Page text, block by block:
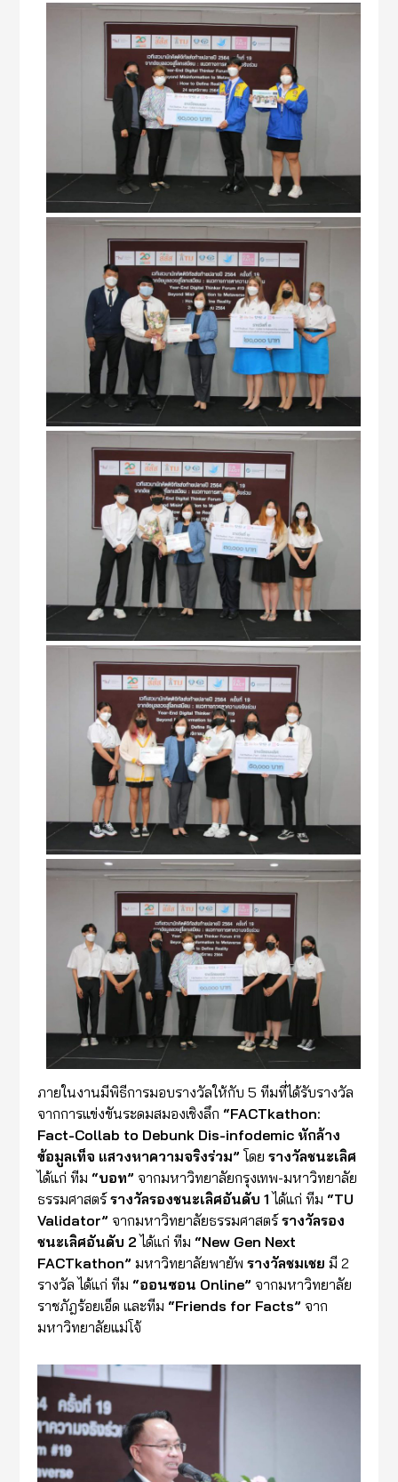
ภายในงานมีพิธีการมอบรางวัลให้กับ 5 ทีมที่ได้รับรางวัล
จากการแข่งขันระดมสมองเชิงลึก “FACTkathon:
Fact-Collab to Debunk Dis-infodemic หักล้าง
ข้อมูลเท็จ แสวงหาความจริงร่วม”โดยรางวัลชนะเลิศ
ได้แก่ ทีม “บอท” จากมหาวิทยาลัยกรุงเทพ-มหาวิทยาลัย
ธรรมศาสตร์รางวัลรองชนะเลิศอันดับ 1 ได้แก่ ทีม “TU
Validator” จากมหาวิทยาลัยธรรมศาสตร์รางวัลรอง
ชนะเลิศอันดับ 2 ได้แก่ ทีม “New Gen Next
FACTkathon” มหาวิทยาลัยพายัพรางวัลชมเชย มี 2
รางวัล ได้แก่ ทีม “ออนซอน Online” จากมหาวิทยาลัย
ราชภัฎร้อยเอ็ด และทีม “Friends for Facts” จาก
มหาวิทยาลัยแม่โจ้